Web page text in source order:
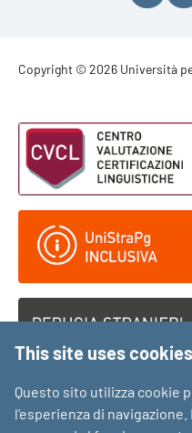
Footer -
Copyright © 2026 Università
Footer -
This site uses cookies
Questo sito utilizza cookie
l’esperienza di